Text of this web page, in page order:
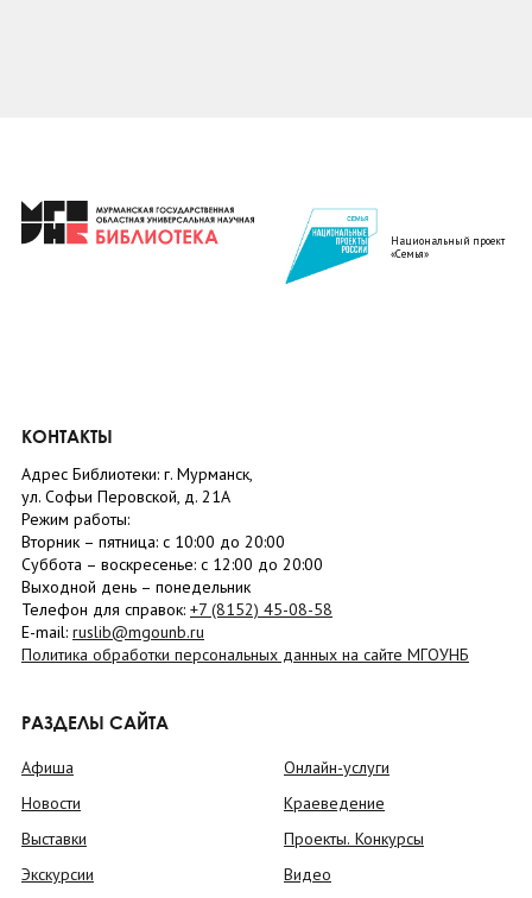
Национальный проект
«Семья»
КОНТАКТЫ
Адрес Библиотеки: г. Мурманск,
ул. Софьи Перовской, д. 21А
Режим работы:
Вторник – пятница: с 10:00 до 20:00
Суббота – воскресенье: c 12:00 до 20:00
Выходной день – понедельник
Телефон для справок: +7 (8152) 45-08-58
E-mail: ruslib@mgounb.ru
Политика обработки персональных данных на сайте МГОУНБ
РАЗДЕЛЫ САЙТА
Афиша
Новости
Выставки
Экскурсии
Онлайн-услуги
Краеведение
Проекты. Конкурсы
Видео